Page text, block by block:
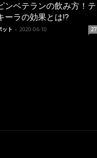
ンベテランの飲み方！テ
ーラの効果とは!?
ット - 2020-06-10 27